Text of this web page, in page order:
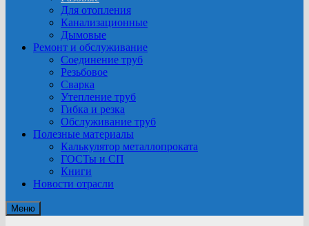
Для отопления
Канализационные
Дымовые
Ремонт и обслуживание
Соединение труб
Резьбовое
Сварка
Утепление труб
Гибка и резка
Обслуживание труб
Полезные материалы
Калькулятор металлопроката
ГОСТы и СП
Книги
Новости отрасли
Меню